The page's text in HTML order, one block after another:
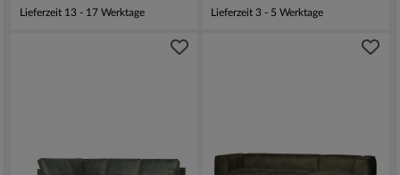
Lieferzeit 13 - 17 Werktage Lieferzeit 3 - 5 Werktage